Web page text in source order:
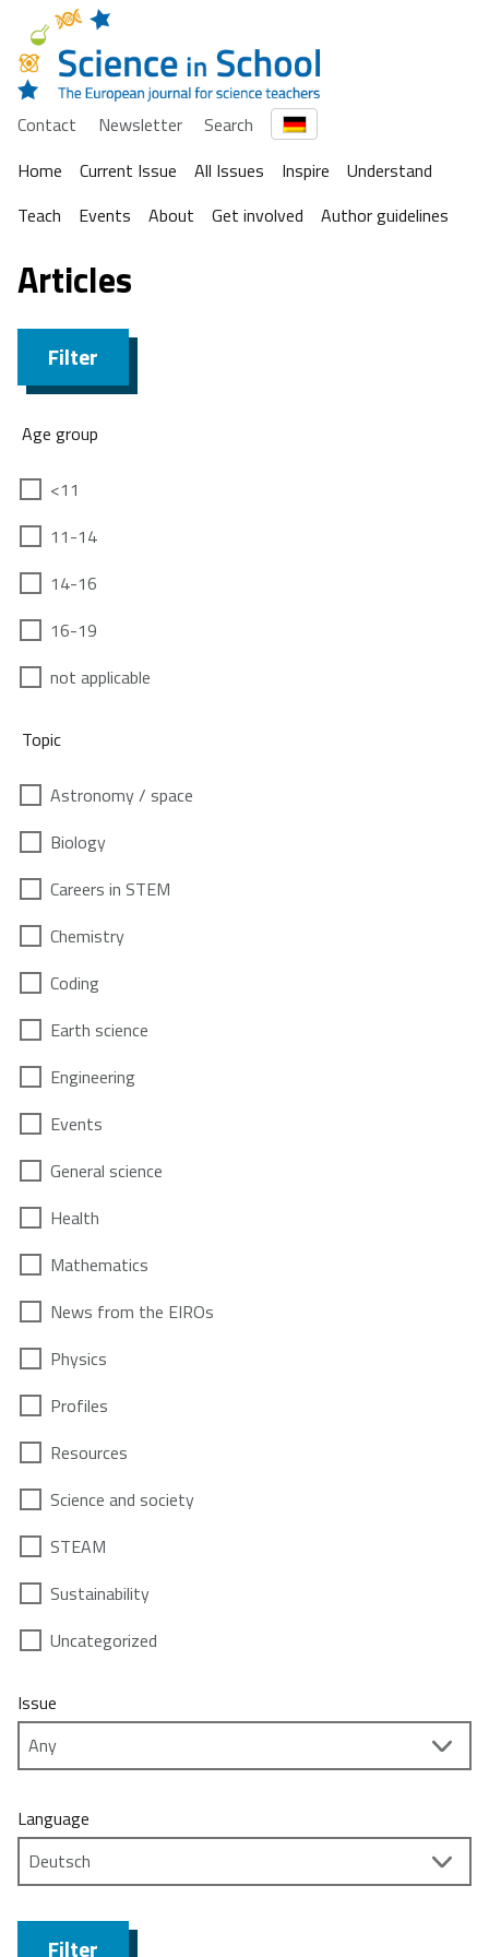
Contact Newsletter
Search
Home
Current Issue All Issues Inspire
Understand
Teach
Events About Get involved Author guidelines
Articles
Filter
Age group
<11
11-14
14-16
16-19
not applicable
Topic
Astronomy / space
Biology
Careers in STEM
Chemistry
Coding
Earth science
Engineering
Events
General science
Health
Mathematics
News from the EIROs
Physics
Profiles
Resources
Science and society
STEAM
Sustainability
Uncategorized
Issue
Language
Filter